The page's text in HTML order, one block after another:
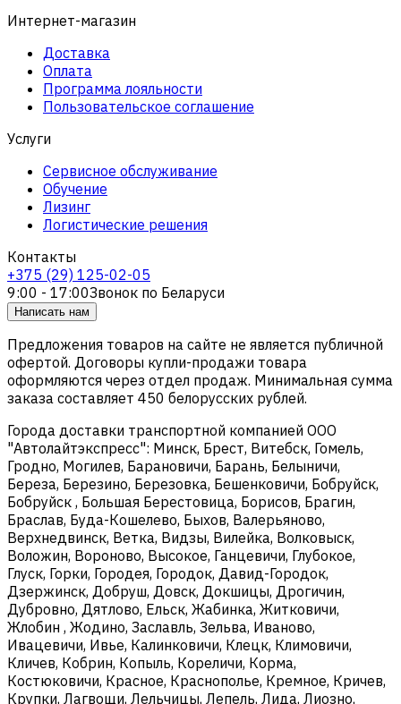
Интернет-магазин
Доставка
Оплата
Программа лояльности
Пользовательское соглашение
Услуги
Сервисное обслуживание
Обучение
Лизинг
Логистические решения
Контакты
+375 (29) 125-02-05
9:00 - 17:00Звонок по Беларуси
Написать нам
Предложения товаров на сайте не является публичной
офертой. Договоры купли-продажи товара
оформляются через отдел продаж. Минимальная сумма
заказа составляет 450 белорусских рублей.
Города доставки транспортной компанией ООО
"Автолайтэкспресс": Минск, Брест, Витебск, Гомель,
Гродно, Могилев, Барановичи, Барань, Белыничи,
Береза, Березино, Березовка, Бешенковичи, Бобруйск,
Бобруйск , Большая Берестовица, Борисов, Брагин,
Браслав, Буда-Кошелево, Быхов, Валерьяново,
Верхнедвинск, Ветка, Видзы, Вилейка, Волковыск,
Воложин, Вороново, Высокое, Ганцевичи, Глубокое,
Глуск, Горки, Городея, Городок, Давид-Городок,
Дзержинск, Добруш, Довск, Докшицы, Дрогичин,
Дубровно, Дятлово, Ельск, Жабинка, Житковичи,
Жлобин , Жодино, Заславль, Зельва, Иваново,
Ивацевичи, Ивье, Калинковичи, Клецк, Климовичи,
Кличев, Кобрин, Копыль, Кореличи, Корма,
Костюковичи, Красное, Краснополье, Кремное, Кричев,
Крупки, Лагвощи, Лельчицы, Лепель, Лида, Лиозно,